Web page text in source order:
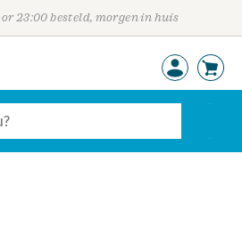
23:00 besteld, morgen in huis